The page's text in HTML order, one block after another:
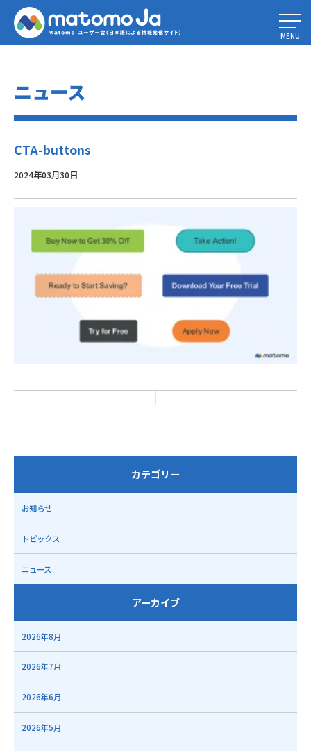
Home» CROテスト： コンバージョン率を最大化する6つのステップ
CTA-buttons
MENU
ニュース
CTA-buttons
2024年03月30日
カテゴリー
お知らせ
トピックス
ニュース
アーカイブ
2026年8月
2026年7月
2026年6月
2026年5月